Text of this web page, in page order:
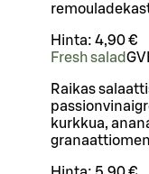
Hinta: 4,90 €
Fresh saladG
Raikas
kurkkua,